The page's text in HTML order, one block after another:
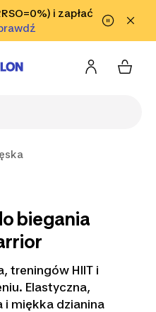
do treści
Przejdź
i zapłać
Sprawdź
Sprawdź
biegania
treningów HIIT i
Elastyczna,
i miękka dzianina